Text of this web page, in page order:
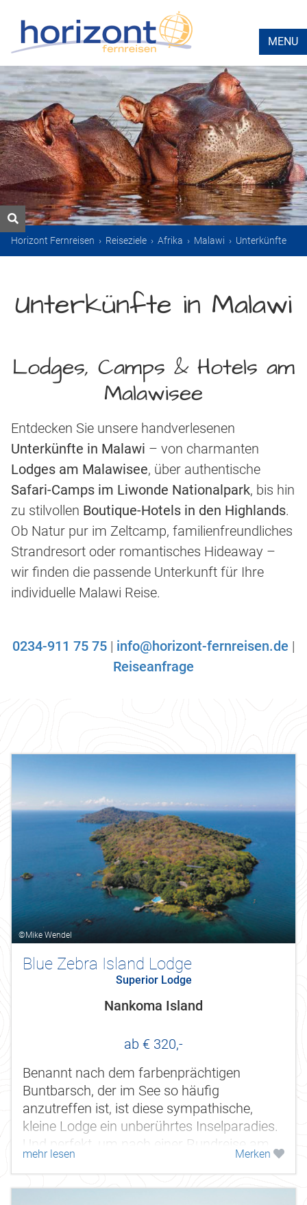
MENU
Horizont Fernreisen › Reiseziele › Afrika › Malawi › Unterkünfte
Unterkünfte in Malawi
Lodges, Camps & Hotels am
Malawisee
Entdecken Sie unsere handverlesenen
Unterkünfte in Malawi – von charmanten
Lodges am Malawisee, über authentische
Safari-Camps im Liwonde Nationalpark, bis hin
zu stilvollen Boutique-Hotels in den Highlands.
Ob Natur pur im Zeltcamp, familienfreundliches
Strandresort oder romantisches Hideaway –
wir finden die passende Unterkunft für Ihre
individuelle Malawi Reise.
0234-911 75 75 | info@horizont-fernreisen.de |
Reiseanfrage
©Mike Wendel
Blue Zebra Island Lodge
Superior Lodge
Nankoma Island
ab € 320,-
Benannt nach dem farbenprächtigen
Buntbarsch, der im See so häufig
anzutreffen ist, ist diese sympathische,
kleine Lodge ein unberührtes Inselparadies.
Und perfekt, um nach einer Rundreise am
See noch ein paar Tage auszuspannen.
mehr lesen Merken